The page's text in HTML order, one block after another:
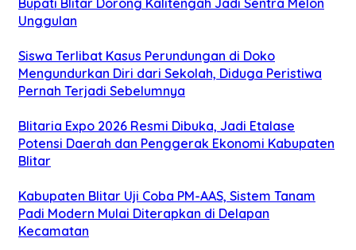
Unggulan
Siswa Terlibat Kasus Perundungan di Doko
Mengundurkan Diri dari Sekolah, Diduga Peristiwa
Pernah Terjadi Sebelumnya
Blitaria Expo 2026 Resmi Dibuka, Jadi Etalase
Potensi Daerah dan Penggerak Ekonomi Kabupaten
Blitar
Kabupaten Blitar Uji Coba PM-AAS, Sistem Tanam
Padi Modern Mulai Diterapkan di Delapan
Kecamatan